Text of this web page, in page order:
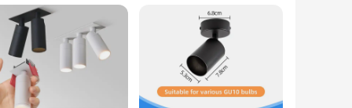
hydrocolloid material, these patches are not only
blend seamlessly with your skin, making them